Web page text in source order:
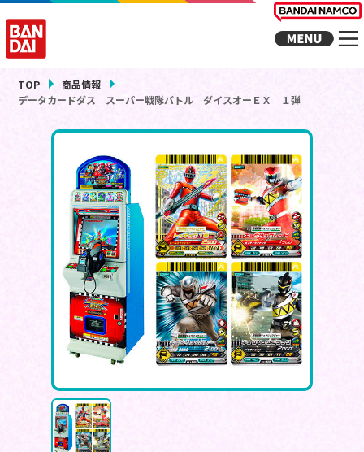
TOP
商品情報
データカードダス スーパー戦隊バトル ダイスオーＥＸ １弾